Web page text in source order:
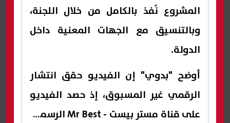
المشروع نُفذ بالكامل من خلال اللجنة،
وبالتنسيق مع الجهات المعنية داخل
الدولة.
أوضح "بدوي" إن الفيديو حقق انتشار
الرقمي غير المسبوق، إذ حصد الفيديو
على قناة مستر بيست - Mr Best الرسمية